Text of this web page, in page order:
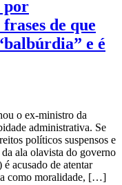
por
de que
e é
o ex-ministro da
administrativa. Se
políticos suspensos e
ala olavista do governo
acusado de atentar
como moralidade, […]